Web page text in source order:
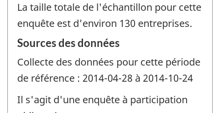
La taille totale de l'échantillon pour cette
enquête est d'environ 130 entreprises.
Sources des données
Collecte des données pour cette période
de référence : 2014-04-28 à 2014-10-24
Il s'agit d'une enquête à participation